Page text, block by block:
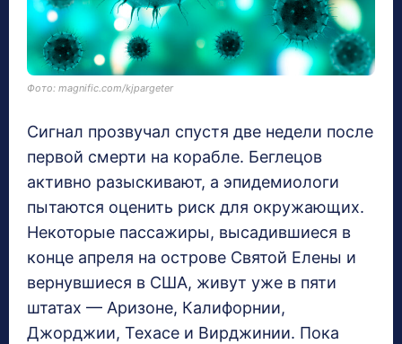
Фото: magnific.com/kjpargeter
Сигнал прозвучал спустя две недели после
первой смерти на корабле. Беглецов
активно разыскивают, а эпидемиологи
пытаются оценить риск для окружающих.
Некоторые пассажиры, высадившиеся в
конце апреля на острове Святой Елены и
вернувшиеся в США, живут уже в пяти
штатах — Аризоне, Калифорнии,
Джорджии, Техасе и Вирджинии. Пока